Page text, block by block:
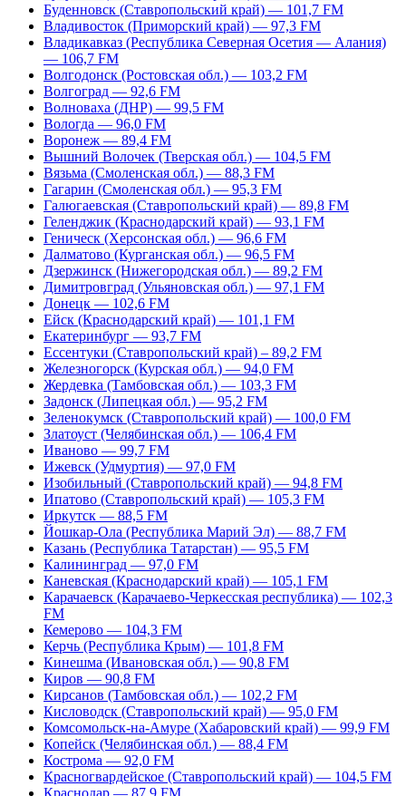
Буденновск (Ставропольский край) — 101,7 FM
Владивосток (Приморский край) — 97,3 FM
Владикавказ (Республика Северная Осетия — Алания)
— 106,7 FM
Волгодонск (Ростовская обл.) — 103,2 FM
Волгоград — 92,6 FM
Волноваха (ДНР) — 99,5 FM
Вологда — 96,0 FM
Воронеж — 89,4 FM
Вышний Волочек (Тверская обл.) — 104,5 FM
Вязьма (Смоленская обл.) — 88,3 FM
Гагарин (Смоленская обл.) — 95,3 FM
Галюгаевская (Ставропольский край) — 89,8 FM
Геленджик (Краснодарский край) — 93,1 FM
Геническ (Херсонская обл.) — 96,6 FM
Далматово (Курганская обл.) — 96,5 FM
Дзержинск (Нижегородская обл.) — 89,2 FM
Димитровград (Ульяновская обл.) — 97,1 FM
Донецк — 102,6 FM
Ейск (Краснодарский край) — 101,1 FM
Екатеринбург — 93,7 FM
Ессентуки (Ставропольский край) – 89,2 FM
Железногорск (Курская обл.) — 94,0 FM
Жердевка (Тамбовская обл.) — 103,3 FM
Задонск (Липецкая обл.) — 95,2 FM
Зеленокумск (Ставропольский край) — 100,0 FM
Златоуст (Челябинская обл.) — 106,4 FM
Иваново — 99,7 FM
Ижевск (Удмуртия) — 97,0 FM
Изобильный (Ставропольский край) — 94,8 FM
Ипатово (Ставропольский край) — 105,3 FM
Иркутск — 88,5 FM
Йошкар-Ола (Республика Марий Эл) — 88,7 FM
Казань (Республика Татарстан) — 95,5 FM
Калининград — 97,0 FM
Каневская (Краснодарский край) — 105,1 FM
Карачаевск (Карачаево-Черкесская республика) — 102,3
FM
Кемерово — 104,3 FM
Керчь (Республика Крым) — 101,8 FM
Кинешма (Ивановская обл.) — 90,8 FM
Киров — 90,8 FM
Кирсанов (Тамбовская обл.) — 102,2 FM
Кисловодск (Ставропольский край) — 95,0 FM
Комсомольск-на-Амуре (Хабаровский край) — 99,9 FM
Копейск (Челябинская обл.) — 88,4 FM
Кострома — 92,0 FM
Красногвардейское (Ставропольский край) — 104,5 FM
Краснодар — 87,9 FM